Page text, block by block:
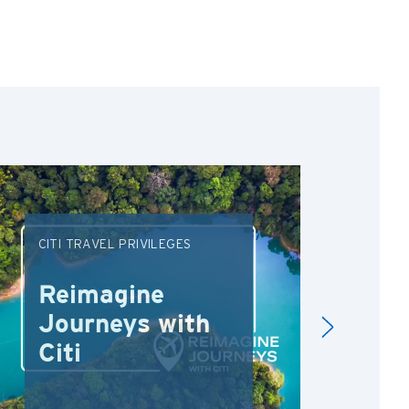
CITI TRAVEL PRIVILEGES
Reimagine
Journeys with
Citi